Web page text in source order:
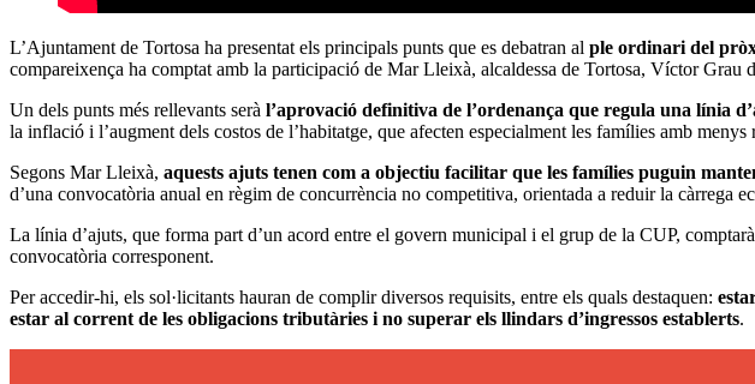
L’Ajuntament de Tortosa ha presentat els principals punts que es debatran al ple ordinari del
compareixença ha comptat amb la participació de Mar Lleixà, alcaldessa de Tortosa, Víctor Grau
Un dels punts més rellevants serà l’aprovació definitiva de l’ordenança que regula una línia
la inflació i l’augment dels costos de l’habitatge, que afecten especialment les famílies amb menys
Segons Mar Lleixà, aquests ajuts tenen com a objectiu facilitar que les famílies puguin
d’una convocatòria anual en règim de concurrència no competitiva, orientada a reduir la càrrega
La línia d’ajuts, que forma part d’un acord entre el govern municipal i el grup de la CUP,
convocatòria corresponent.
Per accedir-hi, els sol·licitants hauran de complir diversos requisits, entre els quals destaquen:
estar al corrent de les obligacions tributàries i no superar els llindars d’ingressos establerts.